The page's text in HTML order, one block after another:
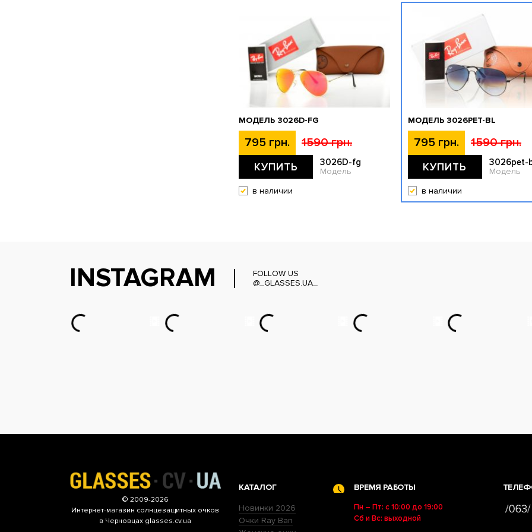
МОДЕЛЬ 3026D-FG
795 грн. 1590 грн.
КУПИТЬ 3026D-fg
Модель
в наличии
МОДЕЛЬ 3026PET-BL
795 грн. 1590 грн.
КУПИТЬ 3026pet-
Модель
в наличии
INSTAGRAM
FOLLOW US
@_GLASSES.UA_
© 2009-2026
Интернет-магазин солнцезащитных очков
в Черновцах glasses.cv.ua
КАТАЛОГ
Новинки 2026
Очки Ray Ban
ВРЕМЯ РАБОТЫ
Пн – Пт: с 10:00 до 19:00
Сб и Вс: выходной